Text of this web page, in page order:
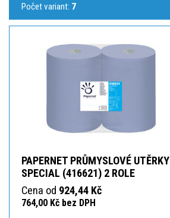
Počet variant: 7
PAPERNET PRŮMYSLOVÉ UTĚRKY
SPECIAL (416621) 2 ROLE
Cena od 924,44 Kč
764,00 Kč bez DPH